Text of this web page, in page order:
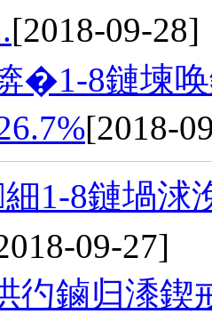
[2018-09-28]
�1-8鏈堜
[2018-
1-8鏈堝浗
09-27]
彴鏀归潻鍥